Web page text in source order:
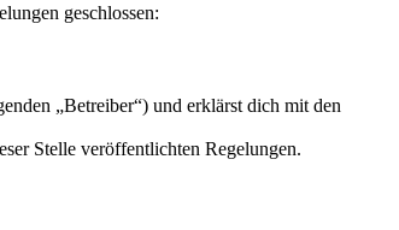
geschlossen:
„Betreiber“) und erklärst dich mit den
Stelle veröffentlichten Regelungen.